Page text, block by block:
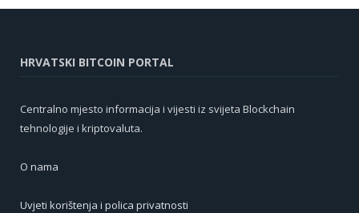
HRVATSKI BITCOIN PORTAL
Centralno mjesto informacija i vijesti iz svijeta Blockchain
tehnologije i kriptovaluta.
O nama
Uvjeti korištenja i polica privatnosti